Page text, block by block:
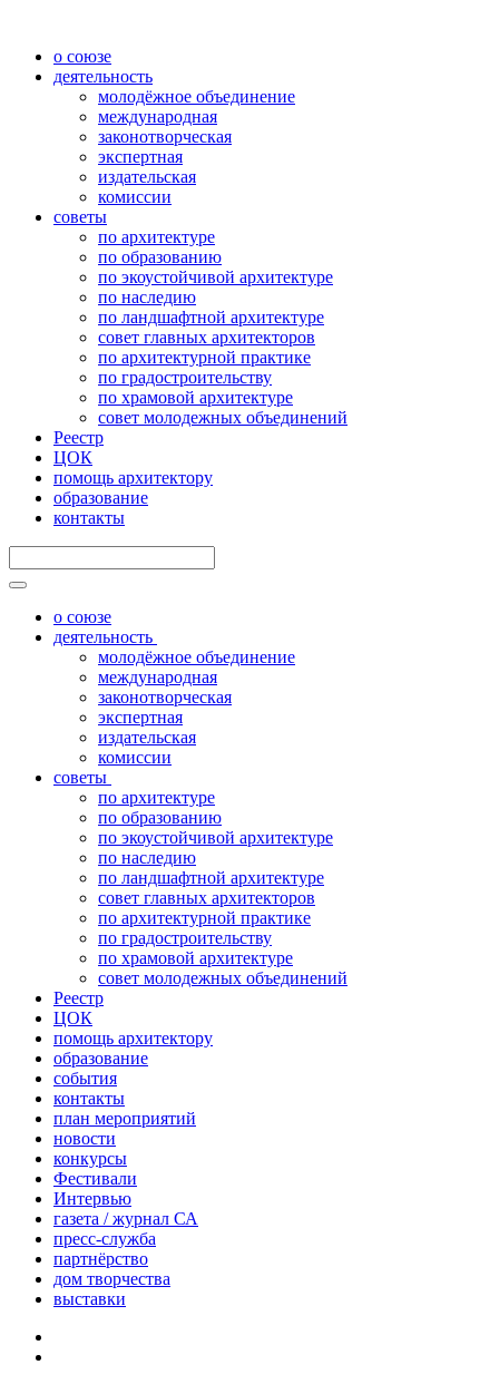
о союзе
деятельность
молодёжное объединение
международная
законотворческая
экспертная
издательская
комиссии
советы
по архитектуре
по образованию
по экоустойчивой архитектуре
по наследию
по ландшафтной архитектуре
совет главных архитекторов
по архитектурной практике
по градостроительству
по храмовой архитектуре
совет молодежных объединений
Реестр
ЦОК
помощь архитектору
образование
контакты
о союзе
деятельность
молодёжное объединение
международная
законотворческая
экспертная
издательская
комиссии
советы
по архитектуре
по образованию
по экоустойчивой архитектуре
по наследию
по ландшафтной архитектуре
совет главных архитекторов
по архитектурной практике
по градостроительству
по храмовой архитектуре
совет молодежных объединений
Реестр
ЦОК
помощь архитектору
образование
события
контакты
план мероприятий
новости
конкурсы
Фестивали
Интервью
газета / журнал СА
пресс-служба
партнёрство
дом творчества
выставки